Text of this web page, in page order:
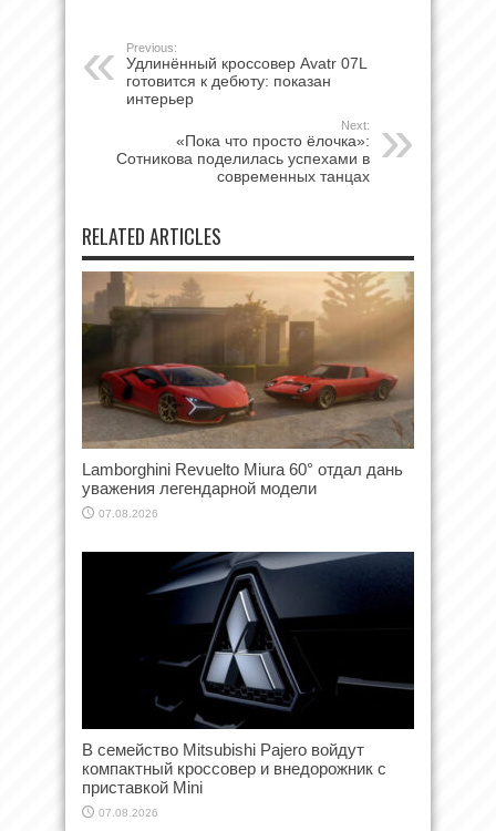
Previous:
Удлинённый кроссовер Avatr 07L
готовится к дебюту: показан
интерьер
Next:
«Пока что просто ёлочка»:
Сотникова поделилась успехами в
современных танцах
RELATED ARTICLES
Lamborghini Revuelto Miura 60° отдал дань
уважения легендарной модели
07.08.2026
В семейство Mitsubishi Pajero войдут
компактный кроссовер и внедорожник с
приставкой Mini
07.08.2026